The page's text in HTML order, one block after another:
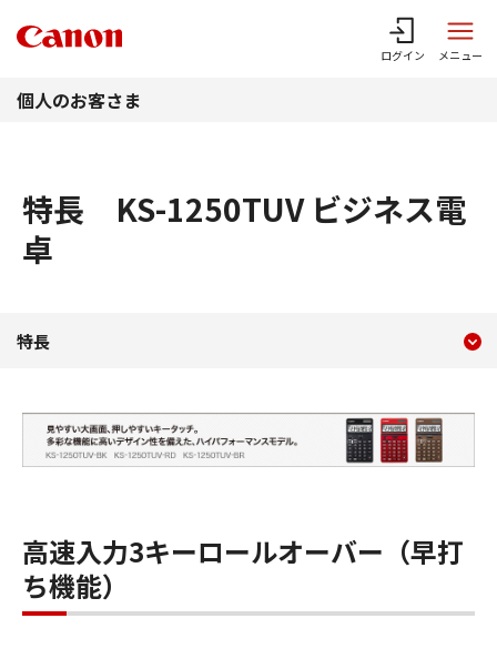
ログイン メニュー
個人のお客さま
特長 KS-1250TUV ビジネス電
卓
特長 KS-1250TUV ビジネ
特長
高速入力3キーロールオーバー（早打
ち機能）